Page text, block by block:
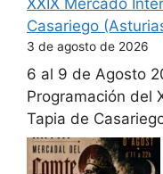
XXIX Mercado
Casariego
3 de agosto de 2026
6 al 9 de Agosto
Programación del
Tapia de